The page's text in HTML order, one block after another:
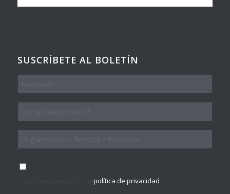
SUSCRÍBETE AL BOLETÍN
Empresa
Consentimiento
política de privacidad